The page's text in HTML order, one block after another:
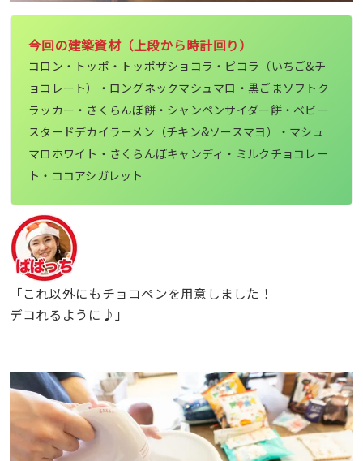
今回の建築資材（上段から時計回り）
コロン・トッポ・トッポザショコラ・ピコラ（いちご&チ
ョコレート）・ロングネックマシュマロ・黒ごまソフトク
ラッカー・さくらんぼ餅・シャンペンサイダー餅・ベビー
スタードデカイラーメン（チキン&ソースマヨ）・マシュ
マロホワイト・さくらんぼキャンディ・ミルクチョコレー
ト・ココアシガレット
「これ以外にもチョコペンを用意しました！
デコれるように♪」